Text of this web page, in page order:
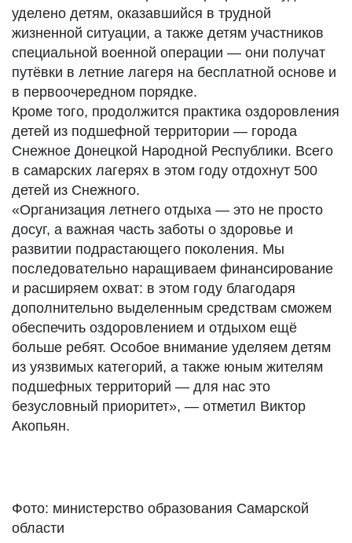
уделено детям, оказавшийся в трудной
жизненной ситуации, а также детям участников
специальной военной операции — они получат
путёвки в летние лагеря на бесплатной основе и
в первоочередном порядке.
Кроме того, продолжится практика оздоровления
детей из подшефной территории — города
Снежное Донецкой Народной Республики. Всего
в самарских лагерях в этом году отдохнут 500
детей из Снежного.
«Организация летнего отдыха — это не просто
досуг, а важная часть заботы о здоровье и
развитии подрастающего поколения. Мы
последовательно наращиваем финансирование
и расширяем охват: в этом году благодаря
дополнительно выделенным средствам сможем
обеспечить оздоровлением и отдыхом ещё
больше ребят. Особое внимание уделяем детям
из уязвимых категорий, а также юным жителям
подшефных территорий — для нас это
безусловный приоритет», — отметил Виктор
Акопьян.
Фото: министерство образования Самарской
области